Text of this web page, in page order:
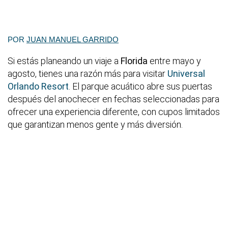
POR JUAN MANUEL GARRIDO
Si estás planeando un viaje a Florida entre mayo y
agosto, tienes una razón más para visitar Universal
Orlando Resort . El parque acuático abre sus puertas
después del anochecer en fechas seleccionadas para
ofrecer una experiencia diferente, con cupos limitados
que garantizan menos gente y más diversión.